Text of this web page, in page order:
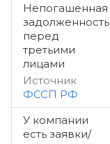
Непогашенная
задолженность
перед
третьими
лицами
Источник
ФССП РФ
У компании
есть заявки/